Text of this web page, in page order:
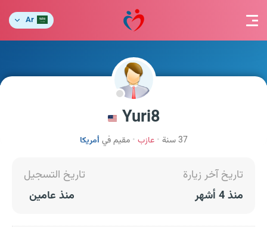
Ar
Yuri8
37 سنة عازب مقيم في أمريكا
تاريخ آخر زيارة
منذ 4 أشهر
تاريخ التسجيل
منذ عامين